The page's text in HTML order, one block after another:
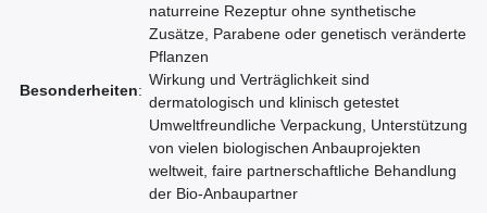
Besonderheiten:
naturreine Rezeptur ohne synthetische
Zusätze, Parabene oder genetisch veränderte
Pflanzen
Wirkung und Verträglichkeit sind
dermatologisch und klinisch getestet
Umweltfreundliche Verpackung, Unterstützung
von vielen biologischen Anbauprojekten
weltweit, faire partnerschaftliche Behandlung
der Bio-Anbaupartner